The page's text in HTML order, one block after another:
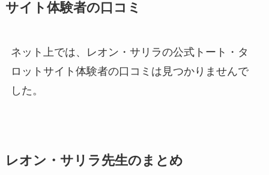
サイト体験者の口コミ
ネット上では、レオン・サリラの公式トート・タ
ロットサイト体験者の口コミは見つかりませんで
した。
レオン・サリラ先生のまとめ